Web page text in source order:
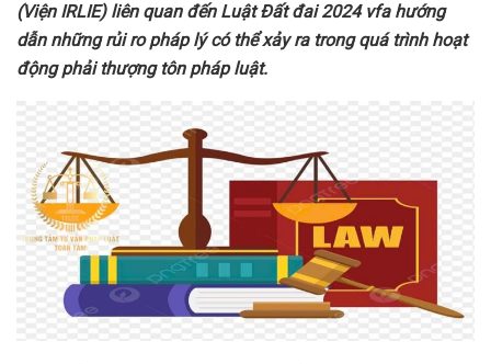
(Viện IRLIE) liên quan đến Luật Đất đai 2024vfa hướng
dẫn những rủi ro pháp lý có thể xảy ra trong quá trình hoạt
động phải thượng tôn pháp luật.